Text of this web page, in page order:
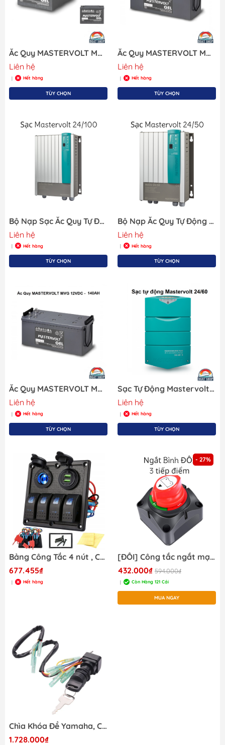
Ắc Quy MASTERVOLT MVG 12VDC - 25AH, Model: 64000250, (Ắc Quy Axit-chì cho động cơ diesel, kích thước 167 x 176 x126 mm) . Hàng mới 100%
Liên hệ
| Hết hàng
TÙY CHỌN
Ắc Quy MASTERVOLT MVG 12VDC - 120AH, Model: 64001200 (Ắc Quy Axit-chì cho động cơ diesel, kích thước 513 x 189 x223 mm) . Hàng mới 100%
Liên hệ
| Hết hàng
TÙY CHỌN
Bộ Nạp Sạc Ắc Quy Tự Động Mastervolt, Mass 24/100 230V/50-60Hz
Liên hệ
Hết hàng
TÙY CHỌN
Bộ Nạp Ắc Quy Tự Động Mastervolt, Mass 24/50-2 , 230V/50-60Hz
Liên hệ
Hết hàng
TÙY CHỌN
Ắc Quy MASTERVOLT MVG 12VDC - 140AH, Model: 64001400, (Ắc Quy Axit-chì cho động cơ diesel, kích thước 513 x 223 x 223 mm)
Liên hệ
| Hết hàng
TÙY CHỌN
Sạc Tự Động Mastervolt ChargerMaster Plus 24/60-3 Czone 44320605
Liên hệ
| Hết hàng
TÙY CHỌN
Bảng Công Tắc 4 nút , Chống Nước, Cho Tàu Thuyền, Xe,
677.455₫
| Hết hàng
- 27%
[ĐÔI] Công tắc ngắt mạch đôi , 3 Cọc Tiếp Điểm, Cho 2 Ắc Quy MT311-1-2
432.000₫ 594.000₫
| Còn Hàng 121 Cái
MUA NGAY
Chìa Khóa Đề Yamaha, Công Tắc Máy YA 703-82510-43
1.728.000₫